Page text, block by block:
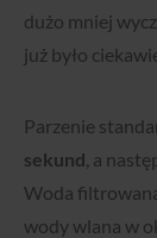
dużo mniej
już było
Parzenie
sekund , a
Woda
wody wlana w